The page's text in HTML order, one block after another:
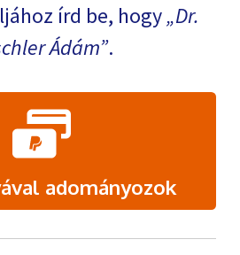
írd be, hogy Dr.
Ádám .
adományozok